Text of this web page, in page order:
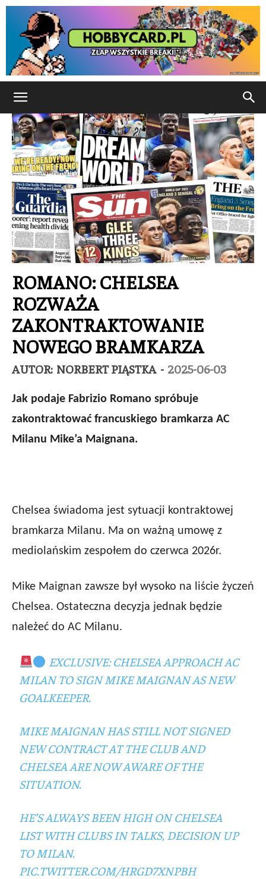
ROMANO: CHELSEA
ROZWAŻA
ZAKONTRAKTOWANIE
NOWEGO BRAMKARZA
AUTOR: NORBERT PIĄSTKA - 2025-06-03
Jak podaje Fabrizio Romano spróbuje
zakontraktować francuskiego bramkarza AC
Milanu Mike’a Maignana.
Chelsea świadoma jest sytuacji kontraktowej
bramkarza Milanu. Ma on ważną umowę z
mediolańskim zespołem do czerwca 2026r.
Mike Maignan zawsze był wysoko na liście życzeń
Chelsea. Ostateczna decyzja jednak będzie
należeć do AC Milanu.
EXCLUSIVE: CHELSEA APPROACH AC
MILAN TO SIGN MIKE MAIGNAN AS NEW
GOALKEEPER.
MIKE MAIGNAN HAS STILL NOT SIGNED
NEW CONTRACT AT THE CLUB AND
CHELSEA ARE NOW AWARE OF THE
SITUATION.
HE’S ALWAYS BEEN HIGH ON CHELSEA
LIST WITH CLUBS IN TALKS, DECISION UP
TO MILAN.
PIC.TWITTER.COM/HRGD7XNPBH